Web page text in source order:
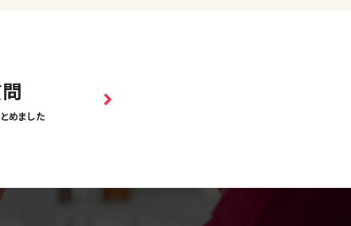
めました